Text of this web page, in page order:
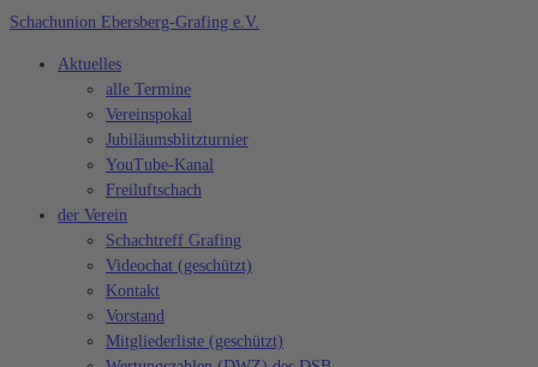
Zum
springen
Schachunion Ebersberg-Grafing e.V.
Aktuelles
alle Termine
Vereinspokal
Jubiläumsblitzturnier
YouTube-Kanal
Freiluftschach
der Verein
Schachtreff Grafing
Videochat (geschützt)
Kontakt
Vorstand
Mitgliederliste (geschützt)